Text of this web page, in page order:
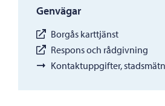
Genvägar
Borgås karttjänst
Respons och rådgivning
Kontaktuppgifter,